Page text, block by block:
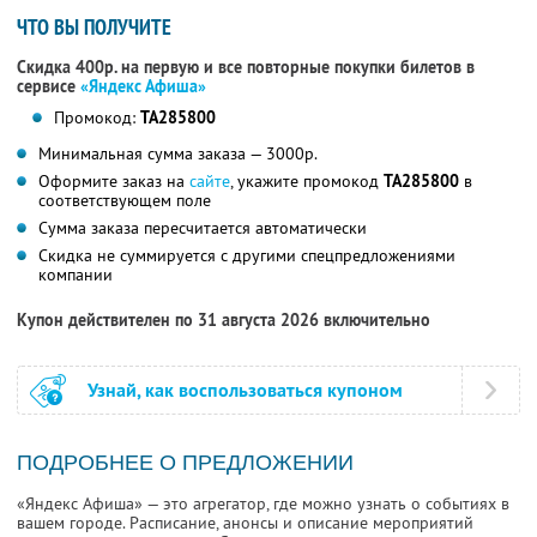
ЧТО ВЫ ПОЛУЧИТЕ
Скидка 400р. на первую и все повторные покупки билетов в
сервисе «Яндекс Афиша»
Промокод: TA285800
Минимальная сумма заказа — 3000р.
Оформите заказ на сайте, укажите промокод TA285800 в
соответствующем поле
Сумма заказа пересчитается автоматически
Скидка не суммируется с другими спецпредложениями
компании
Купон действителен по 31 августа 2026 включительно
Узнай, как воспользоваться купоном
ПОДРОБНЕЕ О ПРЕДЛОЖЕНИИ
«Яндекс Афиша» — это агрегатор, где можно узнать о событиях в
вашем городе. Расписание, анонсы и описание мероприятий